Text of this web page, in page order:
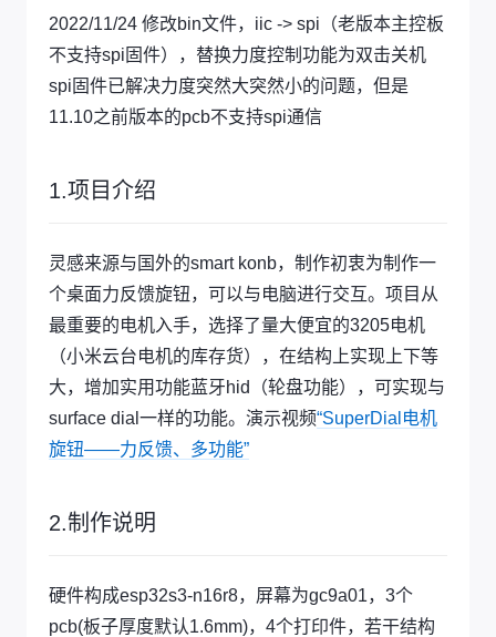
2022/11/24 修改bin文件，iic -> spi（老版本主控板
不支持spi固件），替换力度控制功能为双击关机
spi固件已解决力度突然大突然小的问题，但是
11.10之前版本的pcb不支持spi通信
1.项目介绍
灵感来源与国外的smart konb，制作初衷为制作一
个桌面力反馈旋钮，可以与电脑进行交互。项目从
最重要的电机入手，选择了量大便宜的3205电机
（小米云台电机的库存货），在结构上实现上下等
大，增加实用功能蓝牙hid（轮盘功能），可实现与
surface dial一样的功能。演示视频“SuperDial电机
旋钮——力反馈、多功能”
2.制作说明
硬件构成esp32s3-n16r8，屏幕为gc9a01，3个
pcb(板子厚度默认1.6mm)，4个打印件，若干结构